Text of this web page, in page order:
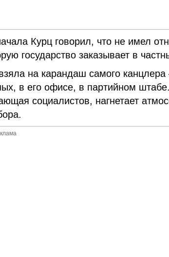
Курц говорил, что не имел
государство заказывает в
на карандаш самого канцлера
в его офисе, в партийном штабе.
социалистов, нагнетает